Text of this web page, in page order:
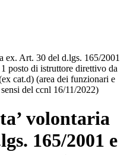
ex. Art. 30 del d.lgs. 165/2001
posto di istruttore direttivo da
cat.d) (area dei funzionari e
del ccnl 16/11/2022)
volontaria
165/2001 e